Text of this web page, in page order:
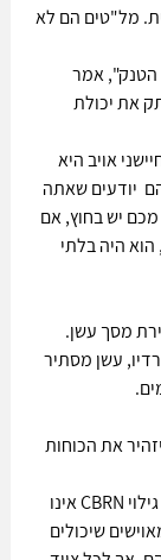
מל"טים הם לא
הטנק", אמר
את יכולת
אויב היא
יודעים שאתה
יש בחוץ, אם
היה בלתי
מסך עשן.
עשן מסתיר
את הכוחות
רדיולוגי או גרעיני, אין תרחיש מלחמה מרכזי שבו גילוי CBRN אינו
שיכולים